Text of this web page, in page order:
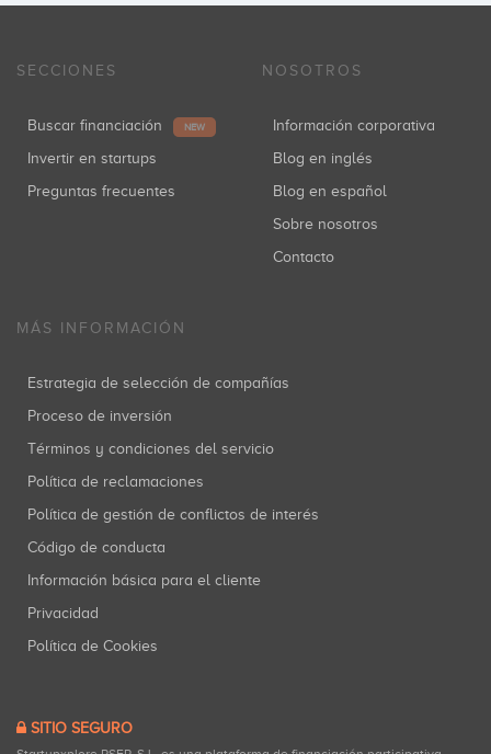
SECCIONES
Buscar financiación NEW
Invertir en startups
Preguntas frecuentes
NOSOTROS
Información corporativa
Blog en inglés
Blog en español
Sobre nosotros
Contacto
MÁS INFORMACIÓN
Estrategia de selección de compañías
Proceso de inversión
Términos y condiciones del servicio
Política de reclamaciones
Política de gestión de conflictos de interés
Código de conducta
Información básica para el cliente
Privacidad
Política de Cookies
SITIO SEGURO